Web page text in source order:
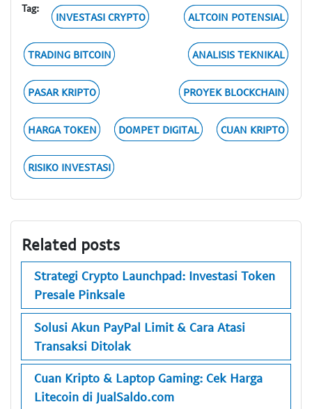
Tag:
INVESTASI CRYPTO ALTCOIN POTENSIAL
TRADING BITCOIN ANALISIS TEKNIKAL
PASAR KRIPTO PROYEK BLOCKCHAIN
HARGA TOKEN DOMPET DIGITAL CUAN KRIPTO
RISIKO INVESTASI
Related posts
Strategi Crypto Launchpad: Investasi Token
Presale Pinksale
Solusi Akun PayPal Limit & Cara Atasi
Transaksi Ditolak
Cuan Kripto & Laptop Gaming: Cek Harga
Litecoin di JualSaldo.com